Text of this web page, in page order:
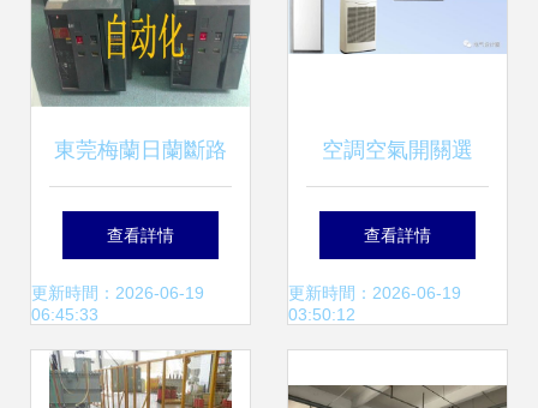
東莞梅蘭日蘭斷路
器維修與電氣安裝
服務指南 全面解析
常見故障與解決方
查看詳情
更新時間：2026-06-19
06:45:33
空調空氣開關選
25A還是32A？電
氣設計與安裝服務
查看詳情
更新時間：2026-06-19
03:50:12